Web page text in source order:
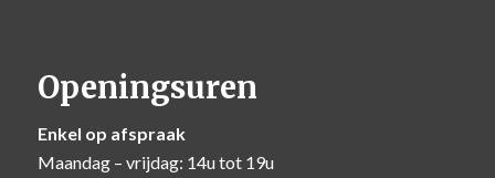
Openingsuren
Enkel op afspraak
Maandag – vrijdag: 14u tot 19u